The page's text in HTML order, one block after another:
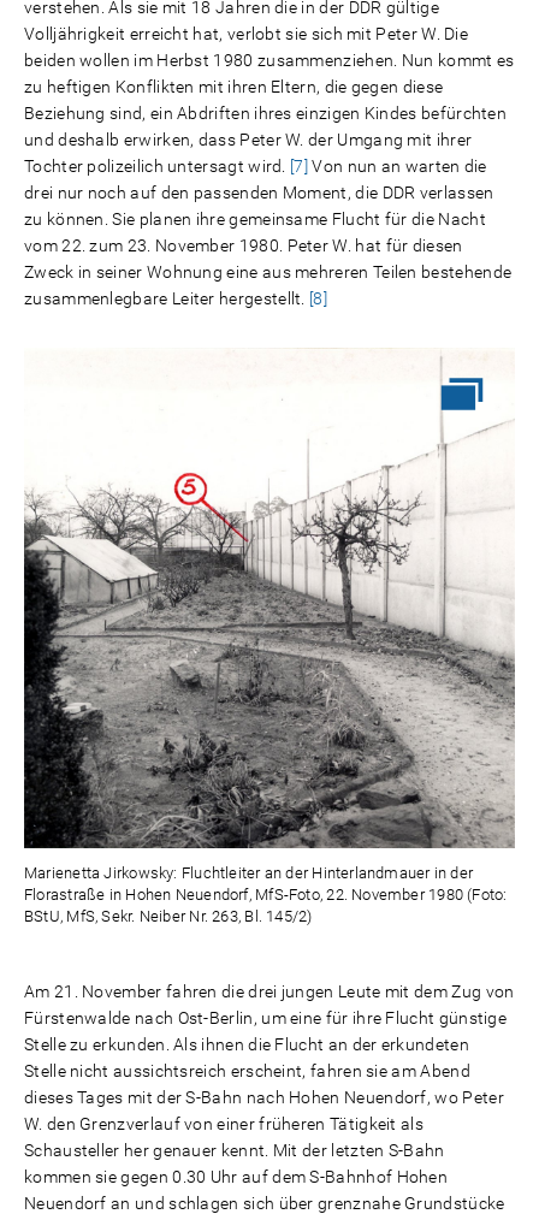
verstehen. Als sie mit 18 Jahren die in der DDR gültige
Volljährigkeit erreicht hat, verlobt sie sich mit Peter W. Die
beiden wollen im Herbst 1980 zusammenziehen. Nun kommt es
zu heftigen Konflikten mit ihren Eltern, die gegen diese
Beziehung sind, ein Abdriften ihres einzigen Kindes befürchten
und deshalb erwirken, dass Peter W. der Umgang mit ihrer
Tochter polizeilich untersagt wird. [7]Von nun an warten die
drei nur noch auf den passenden Moment, die DDR verlassen
zu können. Sie planen ihre gemeinsame Flucht für die Nacht
vom 22. zum 23. November 1980. Peter W. hat für diesen
Zweck in seiner Wohnung eine aus mehreren Teilen bestehende
zusammenlegbare Leiter hergestellt. [8]
Marienetta Jirkowsky: Fluchtleiter an der Hinterlandmauer in der
Florastraße in Hohen Neuendorf, MfS-Foto, 22. November 1980 (Foto:
BStU, MfS, Sekr. Neiber Nr. 263, Bl. 145/2)
Am 21. November fahren die drei jungen Leute mit dem Zug von
Fürstenwalde nach Ost-Berlin, um eine für ihre Flucht günstige
Stelle zu erkunden. Als ihnen die Flucht an der erkundeten
Stelle nicht aussichtsreich erscheint, fahren sie am Abend
dieses Tages mit der S-Bahn nach Hohen Neuendorf, wo Peter
W. den Grenzverlauf von einer früheren Tätigkeit als
Schausteller her genauer kennt. Mit der letzten S-Bahn
kommen sie gegen 0.30 Uhr auf dem S-Bahnhof Hohen
Neuendorf an und schlagen sich über grenznahe Grundstücke